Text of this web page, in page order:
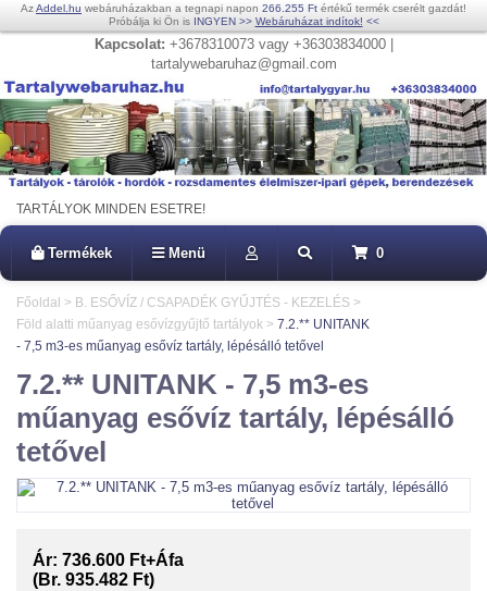
AzAddel.hu webáruházakban a tegnapi napon 266.255 Ft értékű termék cserélt gazdát!
Próbálja ki Ön is INGYEN >> Webáruházat indítok! <<
Kapcsolat: +3678310073 vagy +36303834000 |
tartalywebaruhaz@gmail.com
TARTÁLYOK MINDEN ESETRE!
Termékek Menü 0
Főoldal > B. ESŐVÍZ / CSAPADÉK GYŰJTÉS - KEZELÉS >
Föld alatti műanyag esővízgyűjtő tartályok > 7.2.** UNITANK
- 7,5 m3-es műanyag esővíz tartály, lépésálló tetővel
7.2.** UNITANK - 7,5 m3-es
műanyag esővíz tartály, lépésálló
tetővel
Ár: 736.600 Ft+Áfa
(Br. 935.482 Ft)